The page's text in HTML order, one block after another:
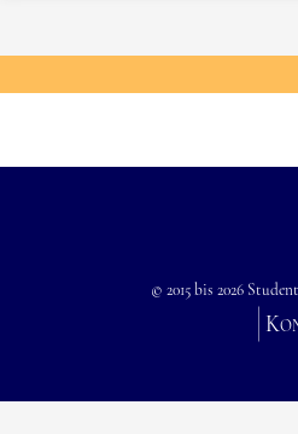
© 2015 bis 2026